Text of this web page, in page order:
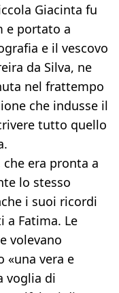
Giacinta fu
e portato a
e il vescovo
da Silva, ne
nel frattempo
che indusse il
tutto quello
che era pronta a
lo stesso
i suoi ricordi
a Fatima. Le
volevano
«una vera e
voglia di